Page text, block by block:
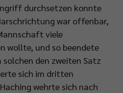
durchsetzen konnte
war offenbar,
viele
wollte, und so beendete
den zweiten Satz
sich im dritten
wehrte sich nach